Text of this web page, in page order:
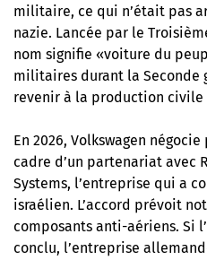
militaire, ce qui n’était pas
nazie. Lancée par le
nom signifie «voiture du
militaires durant la Seconde
revenir à la production civile
En 2026, Volkswagen
cadre d’un partenariat avec
Systems, l’entreprise qui a
israélien. L’accord prévoit
composants anti-aériens. Si
conclu, l’entreprise